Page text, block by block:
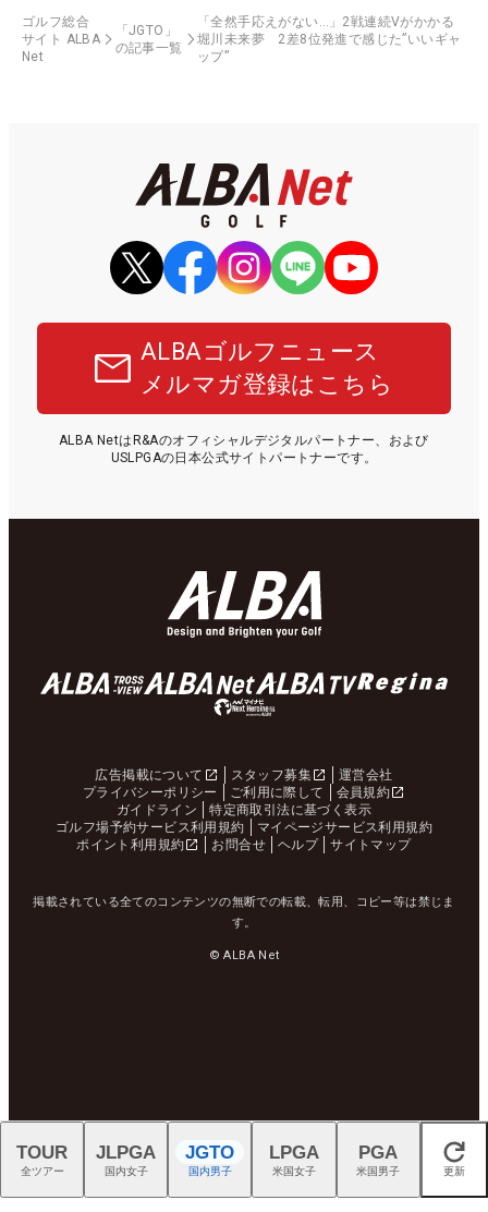
ゴルフ総合
サイト ALBA
Net
「JGTO」
の記事一覧
「全然手応えがない…」2戦連続Vがかかる
堀川未来夢 2差8位発進で感じた”いいギャ
ップ”
ALBAゴルフニュース
メルマガ登録はこちら
ALBA NetはR&Aのオフィシャルデジタルパートナー、および
USLPGAの日本公式サイトパートナーです。
広告掲載について スタッフ募集
運営会社
プライバシーポリシー
ご利用に際して
会員規約
ガイドライン
特定商取引法に基づく表示
ゴルフ場予約サービス利用規約
マイページサービス利用規約
ポイント利用規約
お問合せ ヘルプ サイトマップ
掲載されている全てのコンテンツの無断での転載、転用、コピー等は禁じま
す。
© ALBA Net
閉じる
TOUR
全ツアー
JLPGA
国内女子
JGTO
国内男子
LPGA
米国女子
PGA
米国男子 更新